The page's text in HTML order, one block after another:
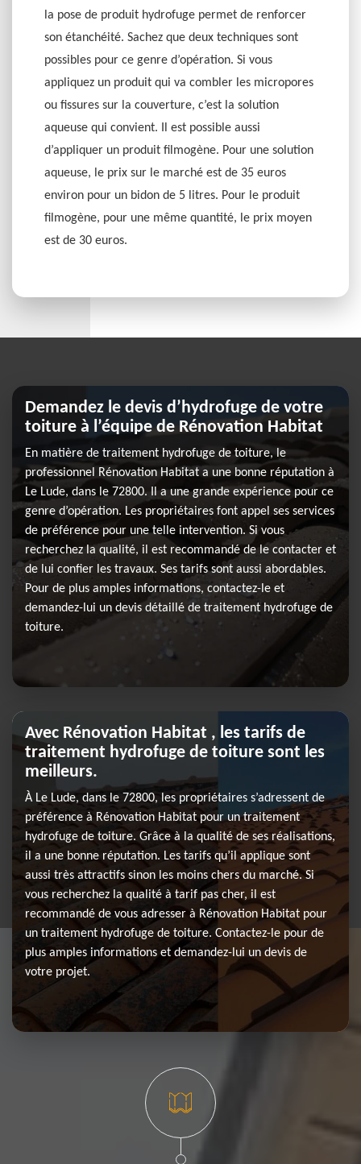
la pose de produit hydrofuge permet de renforcer
son étanchéité. Sachez que deux techniques sont
possibles pour ce genre d’opération. Si vous
appliquez un produit qui va combler les micropores
ou fissures sur la couverture, c’est la solution
aqueuse qui convient. Il est possible aussi
d’appliquer un produit filmogène. Pour une solution
aqueuse, le prix sur le marché est de 35 euros
environ pour un bidon de 5 litres. Pour le produit
filmogène, pour une même quantité, le prix moyen
est de 30 euros.
Demandez le devis d’hydrofuge de votre
toiture à l’équipe de Rénovation Habitat
En matière de traitement hydrofuge de toiture, le
professionnel Rénovation Habitat a une bonne réputation à
Le Lude, dans le 72800. Il a une grande expérience pour ce
genre d’opération. Les propriétaires font appel ses services
de préférence pour une telle intervention. Si vous
recherchez la qualité, il est recommandé de le contacter et
de lui confier les travaux. Ses tarifs sont aussi abordables.
Pour de plus amples informations, contactez-le et
demandez-lui un devis détaillé de traitement hydrofuge de
toiture.
Avec Rénovation Habitat , les tarifs de
traitement hydrofuge de toiture sont les
meilleurs.
À Le Lude, dans le 72800, les propriétaires s’adressent de
préférence à Rénovation Habitat pour un traitement
hydrofuge de toiture. Grâce à la qualité de ses réalisations,
il a une bonne réputation. Les tarifs qu’il applique sont
aussi très attractifs sinon les moins chers du marché. Si
vous recherchez la qualité à tarif pas cher, il est
recommandé de vous adresser à Rénovation Habitat pour
un traitement hydrofuge de toiture. Contactez-le pour de
plus amples informations et demandez-lui un devis de
votre projet.